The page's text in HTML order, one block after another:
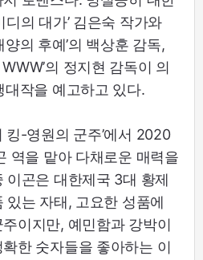
디의 대가’ 김은숙 작가와
양의 후예’의 백상훈 감독,
의 정지현 감독이 의
작을 예고하고 있다.
킹-영원의 군주’에서 2020
역을 맡아 다채로운 매력을
이곤은 대한제국 3대 황제
있는 자태, 고요한 성품에
이지만, 예민함과 강박이
한 숫자들을 좋아하는 이